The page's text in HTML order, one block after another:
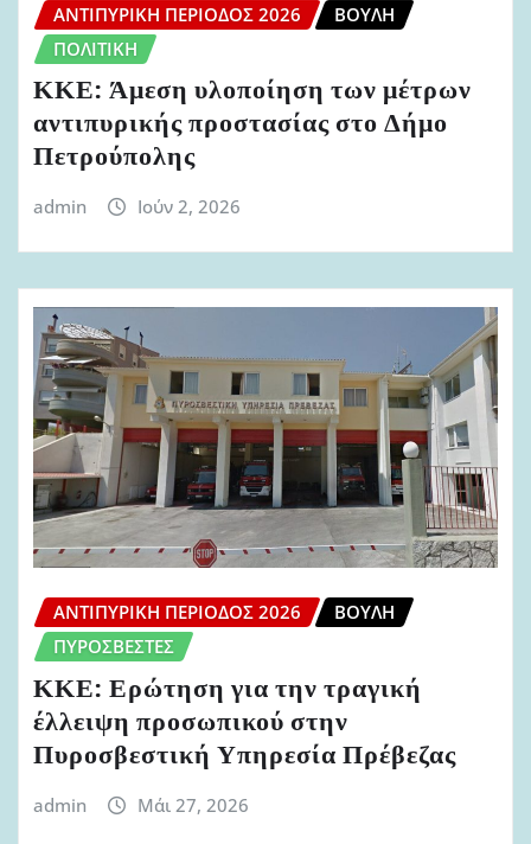
ΑΝΤΙΠΥΡΙΚΉ ΠΕΡΊΟΔΟΣ 2026
ΒΟΥΛΉ
ΠΟΛΙΤΙΚΉ
ΚΚΕ: Άμεση υλοποίηση των μέτρων
αντιπυρικής προστασίας στο Δήμο
Πετρούπολης
admin Ιούν 2, 2026
ΑΝΤΙΠΥΡΙΚΉ ΠΕΡΊΟΔΟΣ 2026
ΒΟΥΛΉ
ΠΥΡΟΣΒΈΣΤΕΣ
ΚΚΕ: Ερώτηση για την τραγική
έλλειψη προσωπικού στην
Πυροσβεστική Υπηρεσία Πρέβεζας
admin Μάι 27, 2026